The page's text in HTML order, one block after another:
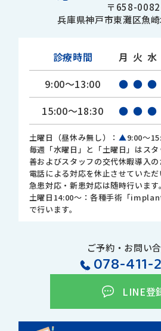
〒658-0082
兵庫県神戸市東灘区魚
診療時間 月 火 水
9:00～13:00
● ● ●
15:00～18:30
● ● ●
土曜日（昼休み無し）： ▲9:00～
毎週「水曜日」と「土曜日」はス
善およびスタッフの交代休暇導入の
電話による対応を休止させていただ
急患対応・新患対応は随時行います。
土曜日14:00～：各種手術「
で行います。
ご予約・お問い
078-411-
LINE登